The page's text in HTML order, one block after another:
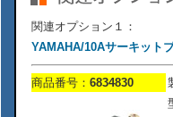
関連オプション１：
YAMAHA/10Aサーキット
商品番号： 6834830